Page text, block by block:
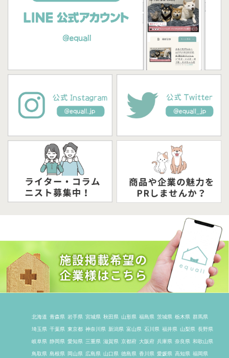
北海道 青森県 岩手県 宮城県 秋田県 山形県 福島県 茨城県 栃木県 群馬県
埼玉県 千葉県 東京都 神奈川県 新潟県 富山県 石川県 福井県 山梨県 長野県
岐阜県 静岡県 愛知県 三重県 滋賀県 京都府 大阪府 兵庫県 奈良県 和歌山県
鳥取県 島根県 岡山県 広島県 山口県 徳島県 香川県 愛媛県 高知県 福岡県